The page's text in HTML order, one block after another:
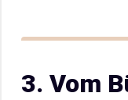
3. Vom